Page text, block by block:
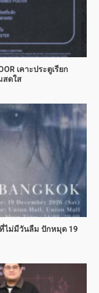
เคาะประตูเรียก
สดใส
ไม่มีวันลืม ปักหมุด 19